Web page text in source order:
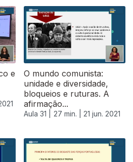
e
O mundo comunista:
unidade e diversidade,
bloqueios e ruturas. A
afirmação...
Aula 31 | 27 min. | 21 jun. 2021